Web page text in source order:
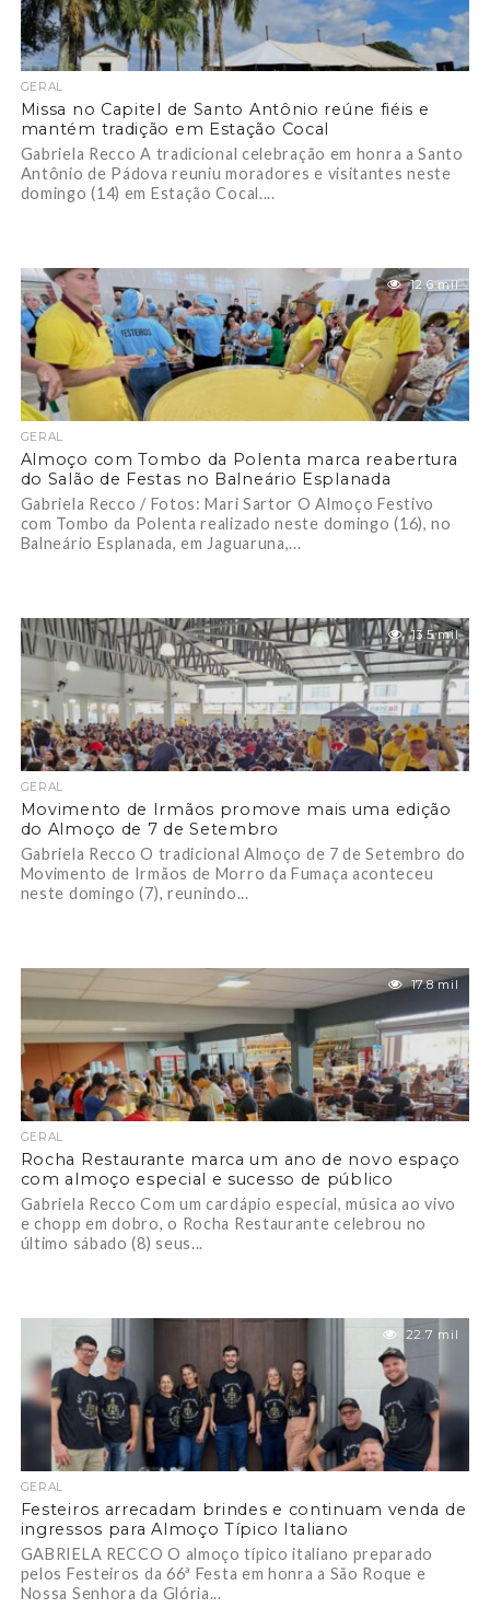
GERAL
Missa no Capitel de Santo Antônio reúne fiéis e
mantém tradição em Estação Cocal
Gabriela Recco A tradicional celebração em honra a Santo
Antônio de Pádova reuniu moradores e visitantes neste
domingo (14) em Estação Cocal....
12.6 mil
GERAL
Almoço com Tombo da Polenta marca reabertura
do Salão de Festas no Balneário Esplanada
Gabriela Recco / Fotos: Mari Sartor O Almoço Festivo
com Tombo da Polenta realizado neste domingo (16), no
Balneário Esplanada, em Jaguaruna,...
13.5 mil
GERAL
Movimento de Irmãos promove mais uma edição
do Almoço de 7 de Setembro
Gabriela Recco O tradicional Almoço de 7 de Setembro do
Movimento de Irmãos de Morro da Fumaça aconteceu
neste domingo (7), reunindo...
17.8 mil
GERAL
Rocha Restaurante marca um ano de novo espaço
com almoço especial e sucesso de público
Gabriela Recco Com um cardápio especial, música ao vivo
e chopp em dobro, o Rocha Restaurante celebrou no
último sábado (8) seus...
22.7 mil
GERAL
Festeiros arrecadam brindes e continuam venda de
ingressos para Almoço Típico Italiano
GABRIELA RECCO O almoço típico italiano preparado
pelos Festeiros da 66ª Festa em honra a São Roque e
Nossa Senhora da Glória...